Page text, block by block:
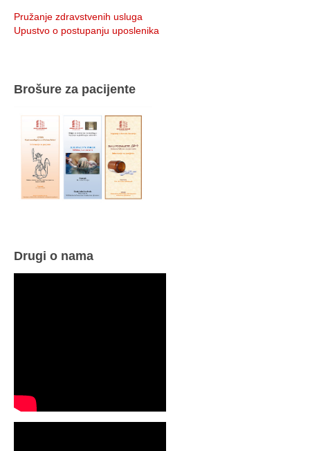
Pružanje zdravstvenih usluga
Upustvo o postupanju uposlenika
Brošure za pacijente
Drugi o nama